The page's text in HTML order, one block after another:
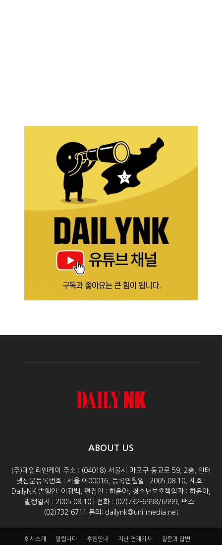
ABOUT US
(주)데일리엔케이 주소 : (04018) 서울시 마포구 동교로 59, 2층, 인터
넷신문등록번호 : 서울 아00016, 등록연월일 : 2005.08.10, 제호 :
DailyNK 발행인: 이광백, 편집인 : 하윤아, 청소년보호책임자 : 하윤아,
발행일자 : 2005.08.10 | 전화 : (02)732-6998/6999, 팩스 :
(02)732-6711 문의: dailynk@uni-media.net
회사소개 알립니다 후원안내 지난 연재기사 질문과 답변